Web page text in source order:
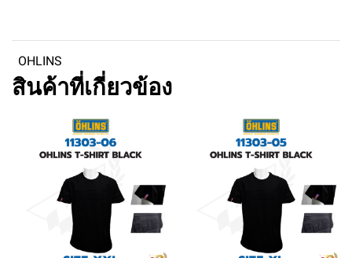
OHLINS
สินค้าที่เกี่ยวข้อง